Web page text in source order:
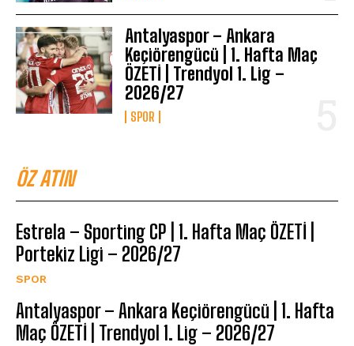
Antalyaspor – Ankara
Keçiörengücü | 1. Hafta Maç
ÖZETİ | Trendyol 1. Lig –
2026/27
SPOR
ÖZ ATIN
Estrela – Sporting CP | 1. Hafta Maç ÖZETİ |
Portekiz Ligi – 2026/27
SPOR
Antalyaspor – Ankara Keçiörengücü | 1. Hafta
Maç ÖZETİ | Trendyol 1. Lig – 2026/27